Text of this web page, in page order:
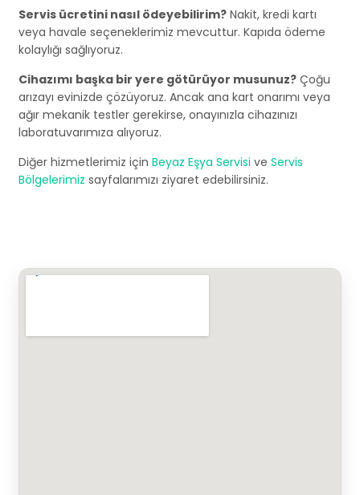
Servis ücretini nasıl ödeyebilirim? Nakit, kredi kartı
veya havale seçeneklerimiz mevcuttur. Kapıda ödeme
kolaylığı sağlıyoruz.
Cihazımı başka bir yere götürüyor musunuz? Çoğu
arızayı evinizde çözüyoruz. Ancak ana kart onarımı veya
ağır mekanik testler gerekirse, onayınızla cihazınızı
laboratuvarımıza alıyoruz.
Diğer hizmetlerimiz için Beyaz Eşya Servisi ve Servis
Bölgelerimiz sayfalarımızı ziyaret edebilirsiniz.